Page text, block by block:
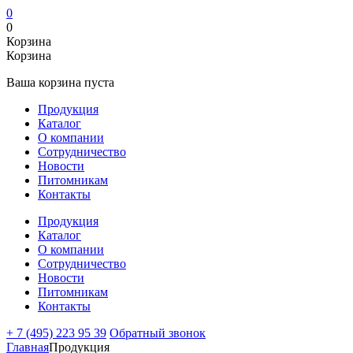
0
0
Корзина
Корзина
Ваша корзина пуста
Продукция
Каталог
О компании
Сотрудничество
Новости
Питомникам
Контакты
Продукция
Каталог
О компании
Сотрудничество
Новости
Питомникам
Контакты
+ 7 (495) 223 95 39 Обратный звонок
ГлавнаяПродукция